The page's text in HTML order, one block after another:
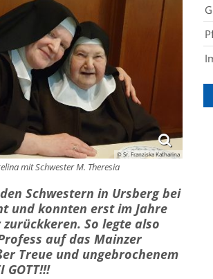
© Sr. Franziska Katharina
mit Schwester M. Theresia
Schwestern in Ursberg bei
und konnten erst im Jahre
So legte also
auf das Mainzer
Treue und ungebrochenem
GOTT!!!